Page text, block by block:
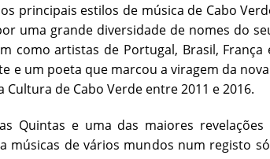
principais estilos de música de Cabo
uma grande diversidade de nomes do
como artistas de Portugal, Brasil,
e um poeta que marcou a viragem da
de Cabo Verde entre 2011 e 2016.
Quintas e uma das maiores
músicas de vários mundos num registo